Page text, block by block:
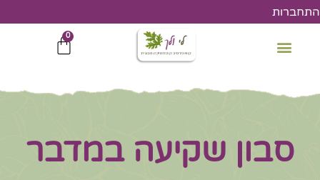
דילוג
לתוכן
התחברות
0
עגלת
סבון שקיעה במדבר